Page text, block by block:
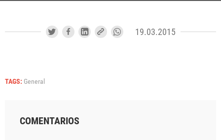
19.03.2015
TAGS: General
COMENTARIOS